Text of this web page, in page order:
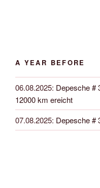
A YEAR BEFORE
06.08.2025: Depesche #
12000 km ereicht
07.08.2025: Depesche #